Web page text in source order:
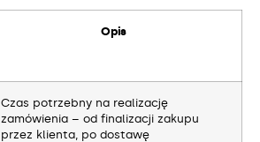
Opis
Czas potrzebny na realizację
zamówienia – od finalizacji zakupu
przez klienta, po dostawę